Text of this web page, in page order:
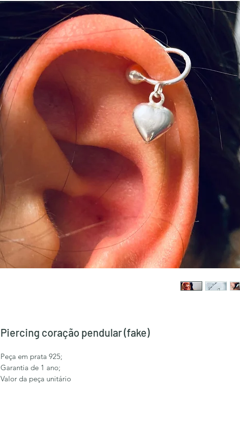
Piercing coração pendular (fake)
Peça em prata 925;
Garantia de 1 ano;
Valor da peça unitário